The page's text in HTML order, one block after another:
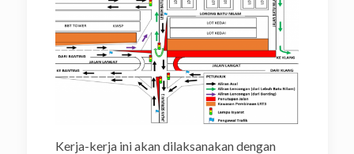
Kerja-kerja ini akan dilaksanakan dengan